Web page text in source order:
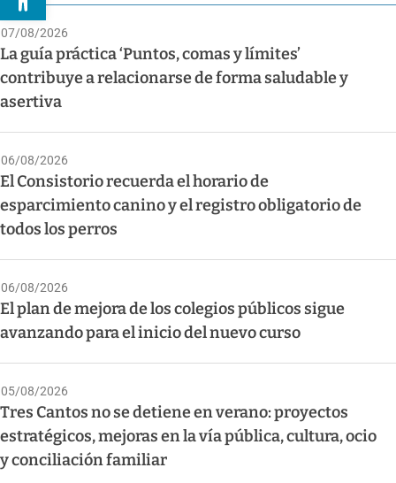
07/08/2026
La guía práctica ‘Puntos, comas y límites’
contribuye a relacionarse de forma saludable y
asertiva
06/08/2026
El Consistorio recuerda el horario de
esparcimiento canino y el registro obligatorio de
todos los perros
06/08/2026
El plan de mejora de los colegios públicos sigue
avanzando para el inicio del nuevo curso
05/08/2026
Tres Cantos no se detiene en verano: proyectos
estratégicos, mejoras en la vía pública, cultura, ocio
y conciliación familiar